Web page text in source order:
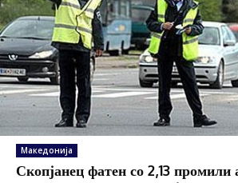
Македонија
Скопјанец фатен со 2,13 промили